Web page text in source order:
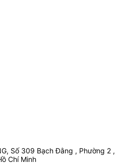
Số 309 Bạch Đằng , Phường 2 ,
Chí Minh